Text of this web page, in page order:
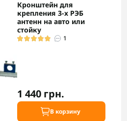
Кронштейн для
крепления 3-х РЭБ
антенн на авто или
стойку
1
1 440 грн.
В корзину